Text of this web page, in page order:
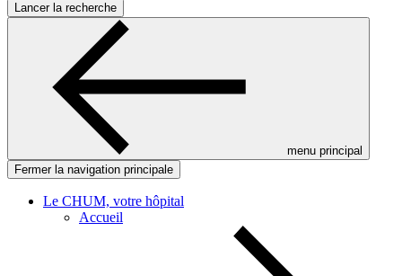
Lancer la recherche
menu principal
Fermer la navigation principale
Le CHUM, votre hôpital
Accueil